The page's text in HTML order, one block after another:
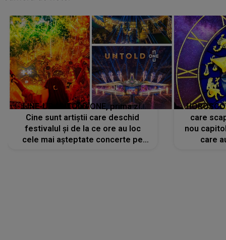
LINE-UP UNTOLD ONE, prima zi.
Cine sunt artiștii care deschid
festivalul și de la ce ore au loc
cele mai așteptate concerte pe
care
nou
care